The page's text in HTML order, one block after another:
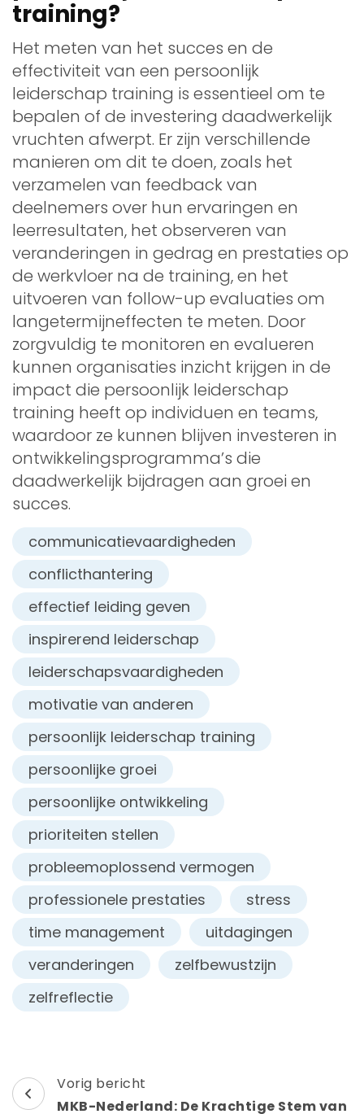
training?
Het meten van het succes en de
effectiviteit van een persoonlijk
leiderschap training is essentieel om te
bepalen of de investering daadwerkelijk
vruchten afwerpt. Er zijn verschillende
manieren om dit te doen, zoals het
verzamelen van feedback van
deelnemers over hun ervaringen en
leerresultaten, het observeren van
veranderingen in gedrag en prestaties op
de werkvloer na de training, en het
uitvoeren van follow-up evaluaties om
langetermijneffecten te meten. Door
zorgvuldig te monitoren en evalueren
kunnen organisaties inzicht krijgen in de
impact die persoonlijk leiderschap
training heeft op individuen en teams,
waardoor ze kunnen blijven investeren in
ontwikkelingsprogramma’s die
daadwerkelijk bijdragen aan groei en
succes.
communicatievaardigheden
conflicthantering
effectief leiding geven
inspirerend leiderschap
leiderschapsvaardigheden
motivatie van anderen
persoonlijk leiderschap training
persoonlijke groei
persoonlijke ontwikkeling
prioriteiten stellen
probleemoplossend vermogen
professionele prestaties
stress
time management
uitdagingen
veranderingen
zelfbewustzijn
zelfreflectie
Berichtnavigatie
Vorig bericht
MKB-Nederland: De Krachtige Stem van